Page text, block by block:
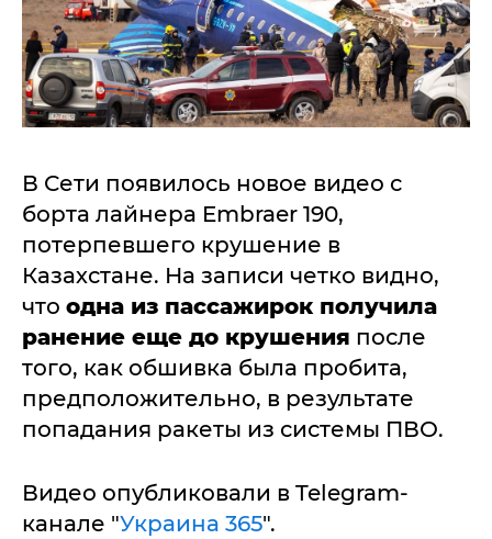
В Сети появилось новое видео с
борта лайнера Embraer 190,
потерпевшего крушение в
Казахстане. На записи четко видно,
что одна из пассажирок получила
ранение еще до крушения после
того, как обшивка была пробита,
предположительно, в результате
попадания ракеты из системы ПВО.
Видео опубликовали в Telegram-
канале "Украина 365".